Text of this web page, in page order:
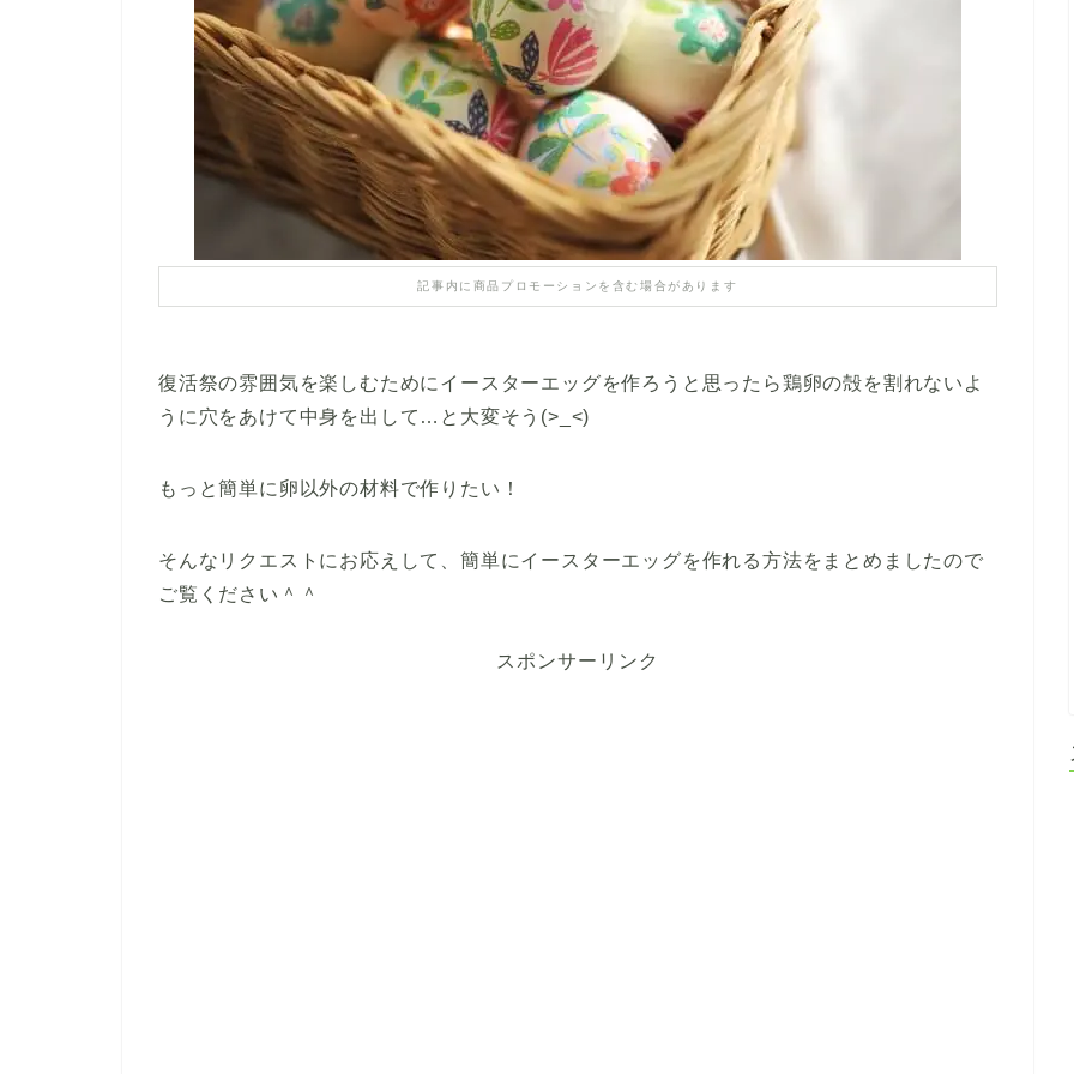
記事内に商品プロモーションを含む場合があります
復活祭の雰囲気を楽しむためにイースターエッグを作ろうと思ったら鶏卵の殻を割れないよ
うに穴をあけて中身を出して…と大変そう(>_<)
もっと簡単に卵以外の材料で作りたい！
そんなリクエストにお応えして、簡単にイースターエッグを作れる方法をまとめましたので
ご覧ください＾＾
スポンサーリンク